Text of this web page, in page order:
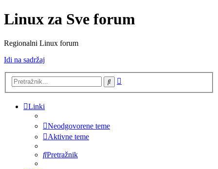
Linux za Sve forum
Regionalni Linux forum
Idi na sadržaj
Pretražnik
Linki
Neodgovorene teme
Aktivne teme
Pretražnik